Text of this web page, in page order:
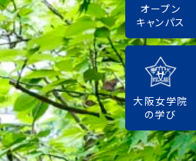
オープン
キャンパス
大阪女学院
の学び